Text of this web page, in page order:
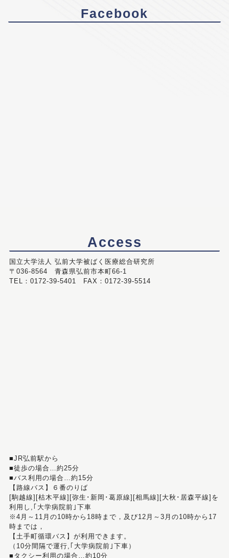
Facebook
Access
国立大学法人 弘前大学被ばく医療総合研究所
〒036-8564 青森県弘前市本町66-1
TEL：0172-39-5401 FAX：0172-39-5514
■JR弘前駅から
■徒歩の場合…約25分
■バス利用の場合…約15分
【路線バス】６番のりば
[駒越線][枯木平線][弥生･新岡･葛原線][相馬線][大秋･居森平線]を
利用し,｢大学病院前｣下車
※4月～11月の10時から18時まで，及び12月～3月の10時から17
時までは，
【土手町循環バス】が利用できます。
（10分間隔で運行,｢大学病院前｣下車）
■タクシー利用の場合…約10分